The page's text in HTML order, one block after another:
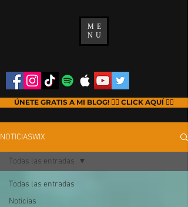
ME
NU
ÚNETE GRATIS A MI BLOG! 👉🏻 CLICK AQUÍ 👈🏻
NOTICIASWIX
Todas las entradas
Noticias
Todas las entradas